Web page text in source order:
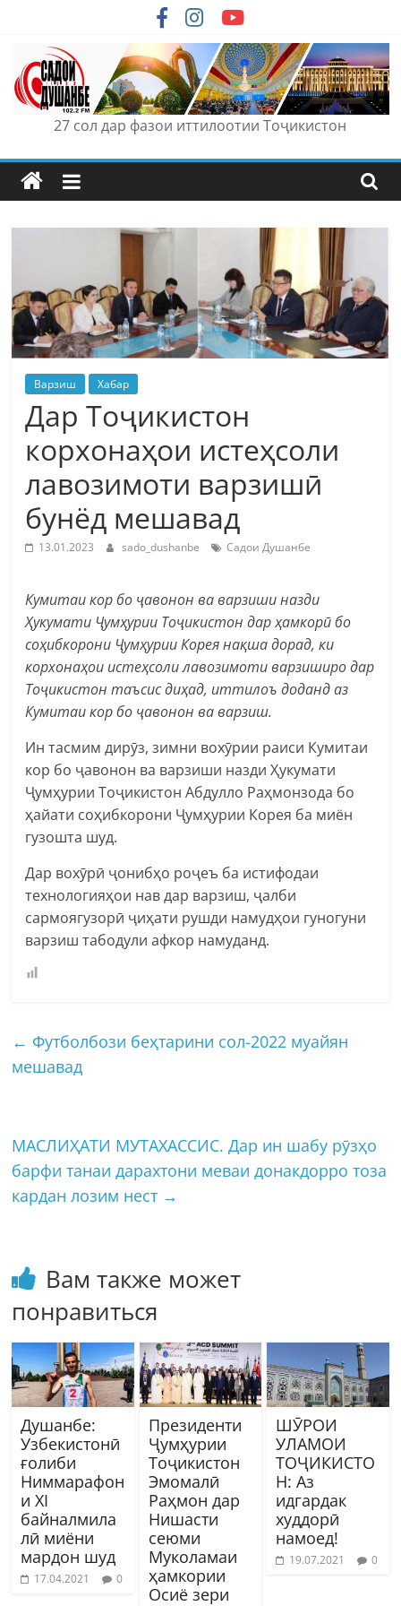
content
27 сол дар фазои иттилоотии Тоҷикистон
Варзиш Хабар
Дар Тоҷикистон
корхонаҳои истеҳсоли
лавозимоти варзишӣ
бунёд мешавад
13.01.2023 sado_dushanbe Садои Душанбе
Кумитаи кор бо ҷавонон ва варзиши назди
Ҳукумати Ҷумҳурии Тоҷикистон дар ҳамкорӣ бо
соҳибкорони Ҷумҳурии Корея нақша дорад, ки
корхонаҳои истеҳсоли лавозимоти варзиширо дар
Тоҷикистон таъсис диҳад, иттилоъ доданд аз
Кумитаи кор бо ҷавонон ва варзиш.
Ин тасмим дирӯз, зимни вохӯрии раиси Кумитаи
кор бо ҷавонон ва варзиши назди Ҳукумати
Ҷумҳурии Тоҷикистон Абдулло Раҳмонзода бо
ҳайати соҳибкорони Ҷумҳурии Корея ба миён
гузошта шуд.
Дар вохӯрӣ ҷонибҳо роҷеъ ба истифодаи
технологияҳои нав дар варзиш, ҷалби
сармоягузорӣ ҷиҳати рушди намудҳои гуногуни
варзиш табодули афкор намуданд.
← Футболбози беҳтарини сол-2022 муайян
мешавад
МАСЛИҲАТИ МУТАХАССИС. Дар ин шабу рӯзҳо
барфи танаи дарахтони меваи донакдорро тоза
кардан лозим нест →
Вам также может
понравиться
Душанбе:
Узбекистонӣ
ғолиби
Ниммарафон
и XI
байналмила
лӣ миёни
мардон шуд
17.04.2021 0
Президенти
Ҷумҳурии
Тоҷикистон
Эмомалӣ
Раҳмон дар
Нишасти
сеюми
Муколамаи
ҳамкории
Осиё зери
ШӮРОИ
УЛАМОИ
ТОҶИКИСТО
Н: Аз
идгардак
худдорӣ
намоед!
19.07.2021 0